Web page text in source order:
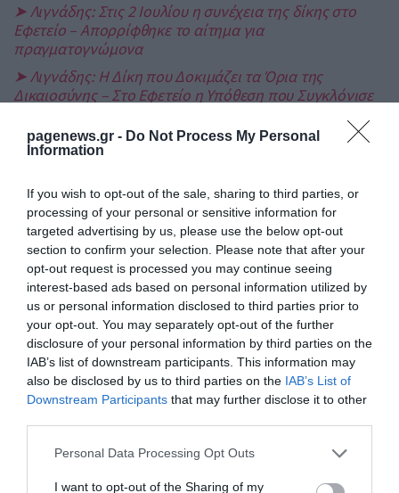
pagenews.gr - Do Not Process My Personal
Information
If you wish to opt-out of the sale, sharing to third parties, or
processing of your personal or sensitive information for
targeted advertising by us, please use the below opt-out
section to confirm your selection. Please note that after your
opt-out request is processed you may continue seeing
interest-based ads based on personal information utilized by
us or personal information disclosed to third parties prior to
your opt-out. You may separately opt-out of the further
disclosure of your personal information by third parties on the
IAB’s list of downstream participants. This information may
also be disclosed by us to third parties on the IAB’s List of
Downstream Participants that may further disclose it to other
Please note that this website/app uses one or more Google
not limited to your visit or usage behaviour. You may click to
Personal Data Processing Opt Outs
I want to opt-out of the Sharing of my
➤ Λιγνάδης: Στις 2 Ιουλίου η συνέχεια της δίκης στο
Εφετείο – Απορρίφθηκε το αίτημα για
πραγματογνώμονα
➤ Λιγνάδης: Η Δίκη που Δοκιμάζει τα Όρια της
Δικαιοσύνης – Στο Εφετείο η Υπόθεση που Συγκλόνισε
➤ Σαρκοζί: 7 χρόνια φυλάκιση και πρόστιμο €300.000
πρότεινε στο Εφετείο η Εισαγγελία
➤ Δικαστικοί υπάλληλοι: Απεργία στις 13 Μαΐου μετά
τις επιθέσεις σε Εφετείο και ΕΦΚΑ
➤ «Το έκανα για όλους εσάς, δεν φοβάμαι τη φυλακή»
λέει ο 89χρονος που άνοιξε πυρ σε ΕΦΚΑ και Εφετείο
➤ Επιτέθηκαν στο Εφετείο με βαριοπούλες και σφυριά
– Συνελήφθησαν τρεις γυναίκες